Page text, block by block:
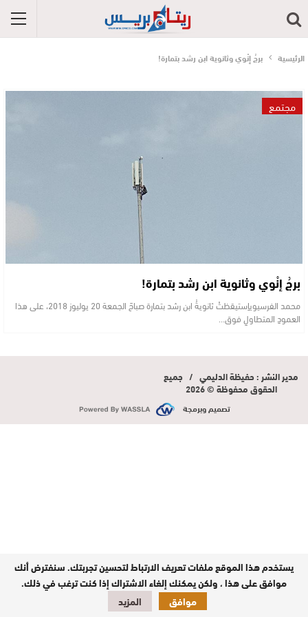
الرئيسية برجُ إنْوي وثانوية ابن رشد بتمارة!
مجتمع
برجُ إنْوي وثانوية ابن رشد بتمارة!
محمد الفرسيوياِستيقظتْ ثانويةُ ابن رشد بتمارة صباحَ الجمعة 20 يوليوز 2018، على هذا
العمودِ المتطاولِ فوق…
مدير النشر : حفيظة الدليمي / جميع
الحقوق محفوظة © 2026
تصميم وبرمجة
يستخدم هذا الموقع ملفات تعريف الارتباط لتحسين تجربتك. سنفترض أنك
موافق على هذا ، ولكن يمكنك إلغاء الاشتراك إذا كنت ترغب في ذلك.
موافق
المزيد